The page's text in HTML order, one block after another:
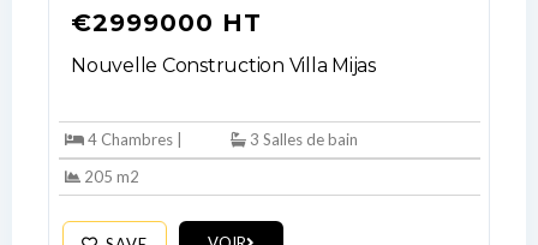
€2999000 HT
Nouvelle Construction Villa Mijas
4 Chambres |
3 Salles de bain
205 m2